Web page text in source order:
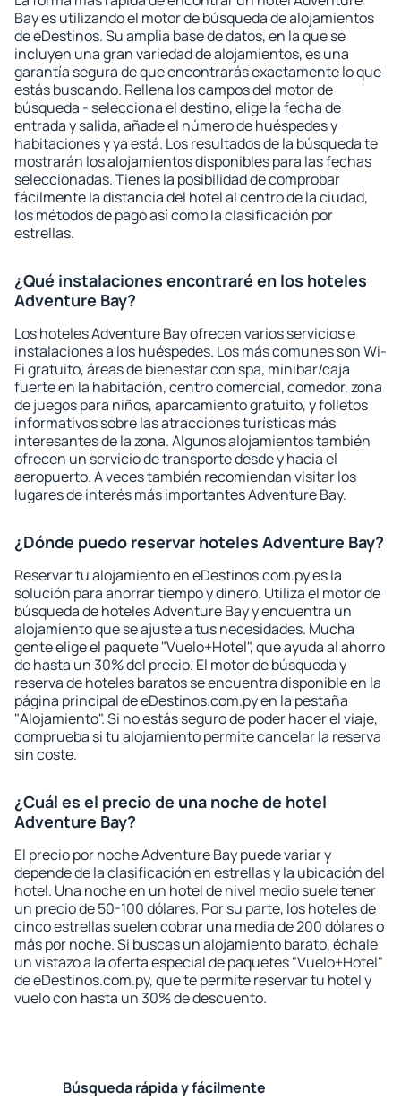
Bay es utilizando el motor de búsqueda de alojamientos
de eDestinos. Su amplia base de datos, en la que se
incluyen una gran variedad de alojamientos, es una
garantía segura de que encontrarás exactamente lo que
estás buscando. Rellena los campos del motor de
búsqueda - selecciona el destino, elige la fecha de
entrada y salida, añade el número de huéspedes y
habitaciones y ya está. Los resultados de la búsqueda te
mostrarán los alojamientos disponibles para las fechas
seleccionadas. Tienes la posibilidad de comprobar
fácilmente la distancia del hotel al centro de la ciudad,
los métodos de pago así como la clasificación por
estrellas.
¿Qué instalaciones encontraré en los hoteles
Adventure Bay?
Los hoteles Adventure Bay ofrecen varios servicios e
instalaciones a los huéspedes. Los más comunes son Wi-
Fi gratuito, áreas de bienestar con spa, minibar/caja
fuerte en la habitación, centro comercial, comedor, zona
de juegos para niños, aparcamiento gratuito, y folletos
informativos sobre las atracciones turísticas más
interesantes de la zona. Algunos alojamientos también
ofrecen un servicio de transporte desde y hacia el
aeropuerto. A veces también recomiendan visitar los
lugares de interés más importantes Adventure Bay.
¿Dónde puedo reservar hoteles Adventure Bay?
Reservar tu alojamiento en eDestinos.com.py es la
solución para ahorrar tiempo y dinero. Utiliza el motor de
búsqueda de hoteles Adventure Bay y encuentra un
alojamiento que se ajuste a tus necesidades. Mucha
gente elige el paquete "Vuelo+Hotel", que ayuda al ahorro
de hasta un 30% del precio. El motor de búsqueda y
reserva de hoteles baratos se encuentra disponible en la
página principal de eDestinos.com.py en la pestaña
"Alojamiento". Si no estás seguro de poder hacer el viaje,
comprueba si tu alojamiento permite cancelar la reserva
sin coste.
¿Cuál es el precio de una noche de hotel
Adventure Bay?
El precio por noche Adventure Bay puede variar y
depende de la clasificación en estrellas y la ubicación del
hotel. Una noche en un hotel de nivel medio suele tener
un precio de 50-100 dólares. Por su parte, los hoteles de
cinco estrellas suelen cobrar una media de 200 dólares o
más por noche. Si buscas un alojamiento barato, échale
un vistazo a la oferta especial de paquetes "Vuelo+Hotel"
de eDestinos.com.py, que te permite reservar tu hotel y
vuelo con hasta un 30% de descuento.
Búsqueda rápida y fácilmente